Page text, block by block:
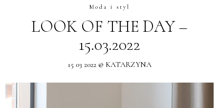
Moda i styl
LOOK OF THE DAY –
15.03.2022
15 03 2022 @ KATARZYNA